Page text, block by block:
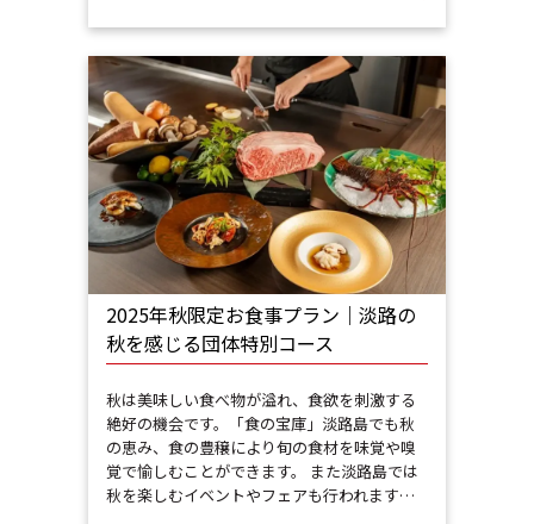
2025年秋限定お食事プラン｜淡路の
秋を感じる団体特別コース
秋は美味しい食べ物が溢れ、食欲を刺激する
絶好の機会です。「食の宝庫」淡路島でも秋
の恵み、食の豊穣により旬の食材を味覚や嗅
覚で愉しむことができます。 また淡路島では
秋を楽しむイベントやフェアも行われます…